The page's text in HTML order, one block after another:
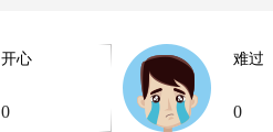
开心
0
难过
0